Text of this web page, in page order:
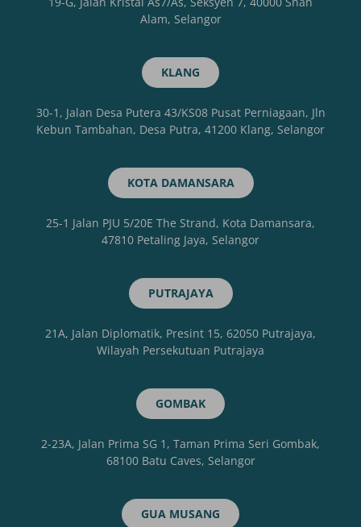
Alam, Selangor
KLANG
30-1, Jalan Desa Putera 43/KS08 Pusat Perniagaan, Jln
Kebun Tambahan, Desa Putra, 41200 Klang, Selangor
KOTA DAMANSARA
25-1 Jalan PJU 5/20E The Strand, Kota Damansara,
47810 Petaling Jaya, Selangor
PUTRAJAYA
21A, Jalan Diplomatik, Presint 15, 62050 Putrajaya,
Wilayah Persekutuan Putrajaya
GOMBAK
2-23A, Jalan Prima SG 1, Taman Prima Seri Gombak,
68100 Batu Caves, Selangor
GUA MUSANG